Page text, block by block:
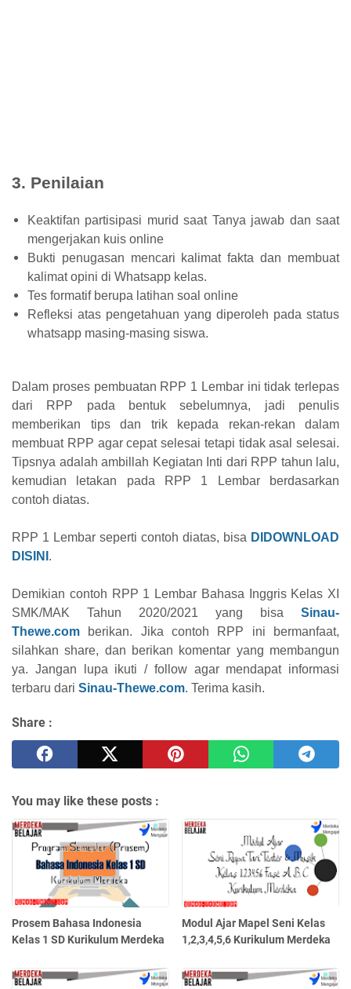
3. Penilaian
Keaktifan partisipasi murid saat Tanya jawab dan saat
mengerjakan kuis online
Bukti penugasan mencari kalimat fakta dan membuat
kalimat opini di Whatsapp kelas.
Tes formatif berupa latihan soal online
Refleksi atas pengetahuan yang diperoleh pada status
whatsapp masing-masing siswa.
Dalam proses pembuatan RPP 1 Lembar ini tidak terlepas
dari RPP pada bentuk sebelumnya, jadi penulis
memberikan tips dan trik kepada rekan-rekan dalam
membuat RPP agar cepat selesai tetapi tidak asal selesai.
Tipsnya adalah ambillah Kegiatan Inti dari RPP tahun lalu,
kemudian letakan pada RPP 1 Lembar berdasarkan
contoh diatas.
RPP 1 Lembar seperti contoh diatas, bisa DIDOWNLOAD
DISINI .
Demikian contoh RPP 1 Lembar Bahasa Inggris Kelas XI
SMK/MAK Tahun 2020/2021 yang bisa Sinau-
Thewe.com berikan. Jika contoh RPP ini bermanfaat,
silahkan share, dan berikan komentar yang membangun
ya. Jangan lupa ikuti / follow agar mendapat informasi
terbaru dari Sinau-Thewe.com. Terima kasih.
Share :
You may like these posts :
Prosem Bahasa Indonesia
Kelas 1 SD Kurikulum Merdeka
Modul Ajar Mapel Seni Kelas
1,2,3,4,5,6 Kurikulum Merdeka